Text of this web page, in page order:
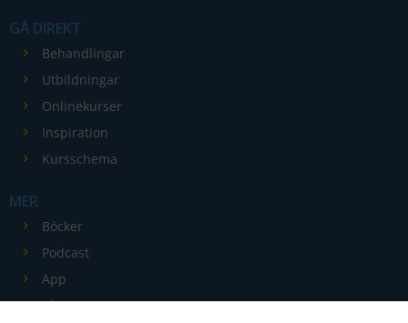
GÅ DIREKT
Behandlingar
Utbildningar
Onlinekurser
Inspiration
Kursschema
MER
Böcker
Podcast
App
Blogg
För att vi ska